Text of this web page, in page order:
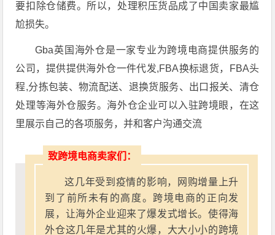
要扣除仓储费。所以，处理积压货品成了中国卖家最尴
尬损失。
Gba英国海外仓是一家专业为跨境电商提供服务的
公司，提供提供海外仓一件代发,FBA换标退货，FBA头
程,分拣包装、物流配送、退换货服务、出口报关、清仓
处理等海外仓服务。海外仓企业可以入驻跨境眼，在这
里展示自己的各项服务，并和客户沟通交流
致跨境电商卖家们：
这几年受到疫情的影响，网购增量上升
到了前所未有的高度。跨境电商的正向发
展，让海外企业迎来了爆发式增长。使得海
外仓这几年是尤其的火爆，大大小小的跨境